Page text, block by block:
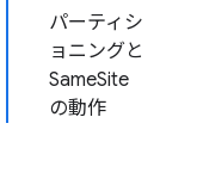
パーティシ
ョニングと
SameSite
の動作